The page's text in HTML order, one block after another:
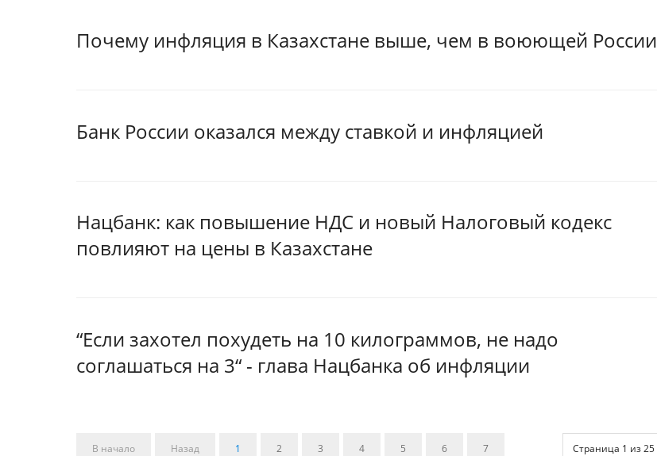
Почему инфляция в Казахстане выше, чем в воюющей России
Банк России оказался между ставкой и инфляцией
Нацбанк: как повышение НДС и новый Налоговый кодекс
повлияют на цены в Казахстане
“Если захотел похудеть на 10 килограммов, не надо
соглашаться на 3“ - глава Нацбанка об инфляции
Страница 1 из 25
В начало Назад 1 2 3 4 5 6 7